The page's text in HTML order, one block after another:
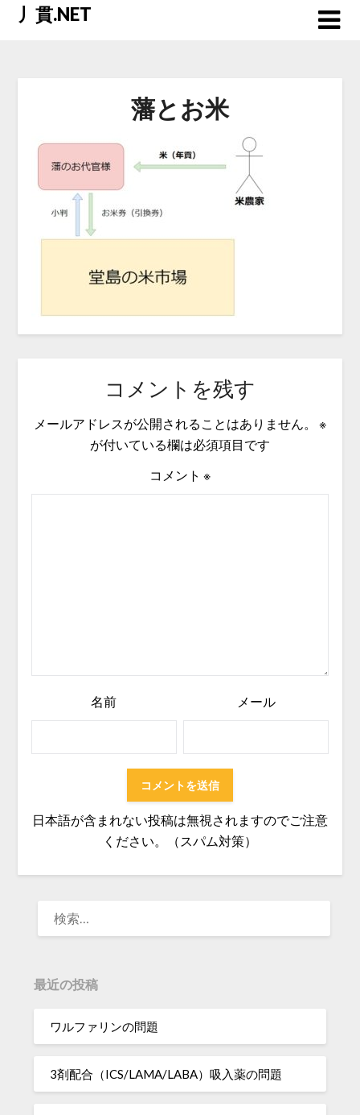
Skip丿貫.NET
藩とお米
コメントを残す
メールアドレスが公開されることはありません。
※
が付いている欄は必須項目です
コメント ※
名前 メール
日本語が含まれない投稿は無視されますのでご注意
ください。（スパム対策）
最近の投稿
ワルファリンの問題
3剤配合（ICS/LAMA/LABA）吸入薬の問題